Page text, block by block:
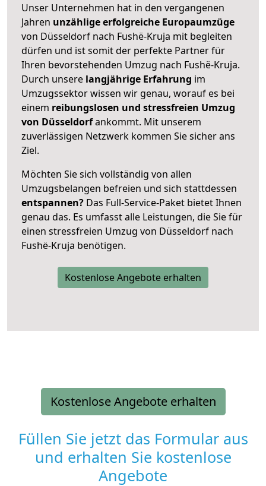
Unser Unternehmen hat in den vergangenen
Jahren unzählige erfolgreiche Europaumzüge
von Düsseldorf nach Fushë-Kruja mit begleiten
dürfen und ist somit der perfekte Partner für
Ihren bevorstehenden Umzug nach Fushë-Kruja.
Durch unsere langjährige Erfahrung im
Umzugssektor wissen wir genau, worauf es bei
einem reibungslosen und stressfreien Umzug
von Düsseldorfankommt. Mit unserem
zuverlässigen Netzwerk kommen Sie sicher ans
Ziel.
Möchten Sie sich vollständig von allen
Umzugsbelangen befreien und sich stattdessen
entspannen? Das Full-Service-Paket bietet Ihnen
genau das. Es umfasst alle Leistungen, die Sie für
einen stressfreien Umzug von Düsseldorf nach
Fushë-Kruja benötigen.
Kostenlose Angebote erhalten
Kostenlose Angebote erhalten
Füllen Sie jetzt das Formular aus
und erhalten Sie kostenlose
Angebote